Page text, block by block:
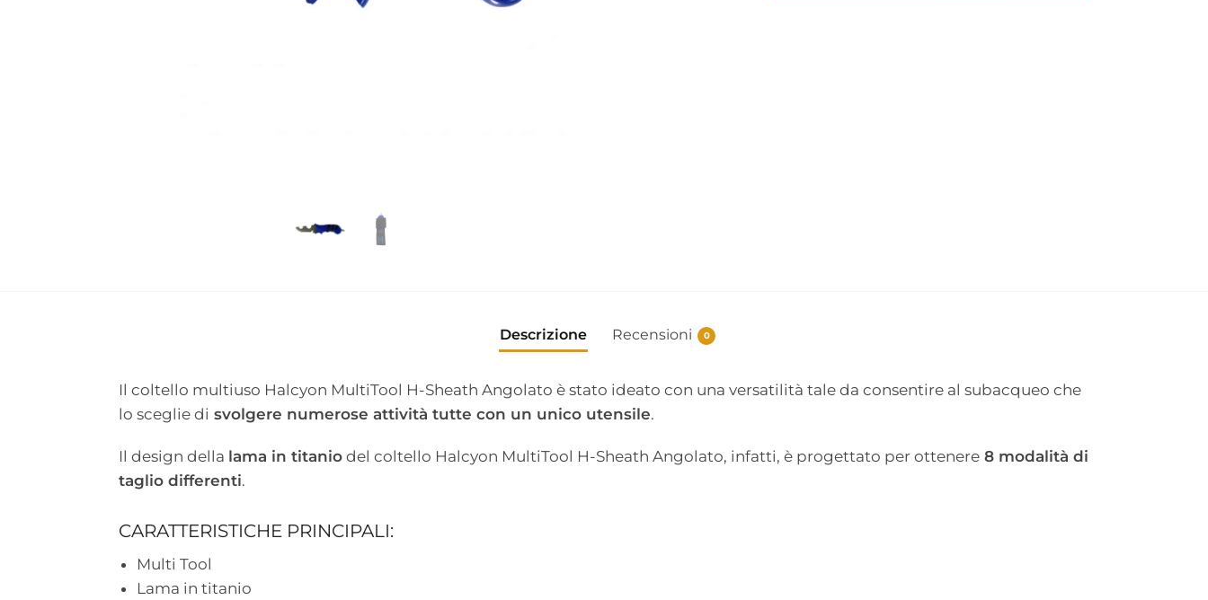
Descrizione Recensioni 0
Il coltello multiuso Halcyon MultiTool H-Sheath Angolato è stato ideato con una versatilità tale da consentire al subacqueo che
lo sceglie di svolgere numerose attività tutte con un unico utensile.
Il design della lama in titaniodel coltello Halcyon MultiTool H-Sheath Angolato, infatti, è progettato per ottenere8 modalità di
taglio differenti.
CARATTERISTICHE PRINCIPALI:
Multi Tool
Lama in titanio